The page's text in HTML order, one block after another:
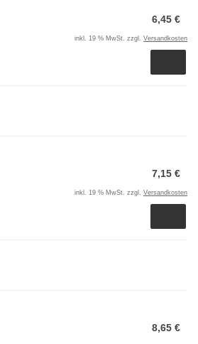
6,45 €
inkl. 19 % MwSt. zzgl. Versandkosten
7,15 €
inkl. 19 % MwSt. zzgl. Versandkosten
8,65 €